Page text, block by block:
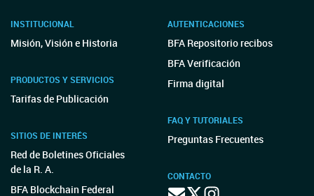
INSTITUCIONAL
Misión, Visión e Historia
PRODUCTOS Y SERVICIOS
Tarifas de Publicación
SITIOS DE INTERÉS
Red de Boletines Oficiales
de la R. A.
BFA Blockchain Federal
AUTENTICACIONES
BFA Repositorio recibos
BFA Verificación
Firma digital
FAQ Y TUTORIALES
Preguntas Frecuentes
CONTACTO